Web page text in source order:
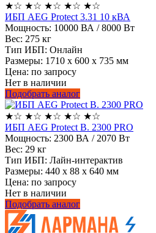
★☆ ★☆ ★☆ ★☆ ★☆
ИБП AEG Protect 3.31 10 кВА
Мощность: 10000 ВА / 8000 Вт
Вес: 275 кг
Тип ИБП: Онлайн
Размеры: 1710 х 600 х 735 мм
Цена: по запросу
Нет в наличии
Подобрать аналог
★☆ ★☆ ★☆ ★☆ ★☆
ИБП AEG Protect B. 2300 PRO
Мощность: 2300 ВА / 2070 Вт
Вес: 29 кг
Тип ИБП: Лайн-интерактив
Размеры: 440 x 88 x 640 мм
Цена: по запросу
Нет в наличии
Подобрать аналог